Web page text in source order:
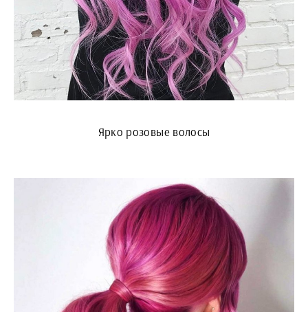
Ярко розовые волосы